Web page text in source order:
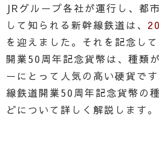
JRグループ各社が運行し、都
して知られる新幹線鉄道は、
を迎えました。それを記念し
開業50周年記念貨幣は、種類
ーにとって人気の高い硬貨で
線鉄道開業50周年記念貨幣の
どについて詳しく解説します。